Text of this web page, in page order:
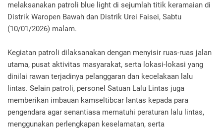
melaksanakan patroli blue light di sejumlah titik keramaian di
Distrik Waropen Bawah dan Distrik Urei Faisei, Sabtu
(10/01/2026) malam.
Kegiatan patroli dilaksanakan dengan menyisir ruas-ruas jalan
utama, pusat aktivitas masyarakat, serta lokasi-lokasi yang
dinilai rawan terjadinya pelanggaran dan kecelakaan lalu
lintas. Selain patroli, personel Satuan Lalu Lintas juga
memberikan imbauan kamseltibcar lantas kepada para
pengendara agar senantiasa mematuhi peraturan lalu lintas,
menggunakan perlengkapan keselamatan, serta